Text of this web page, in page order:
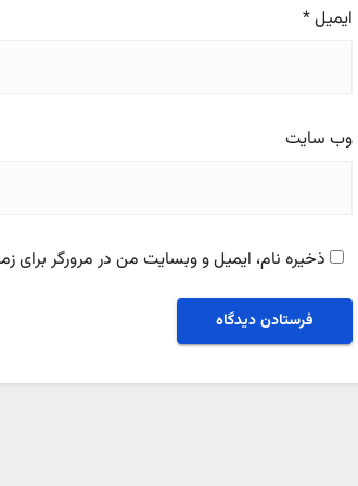
ایمیل*
وب‌ سایت
ذخیره نام، ایمیل و وبسایت من در مرورگر برای